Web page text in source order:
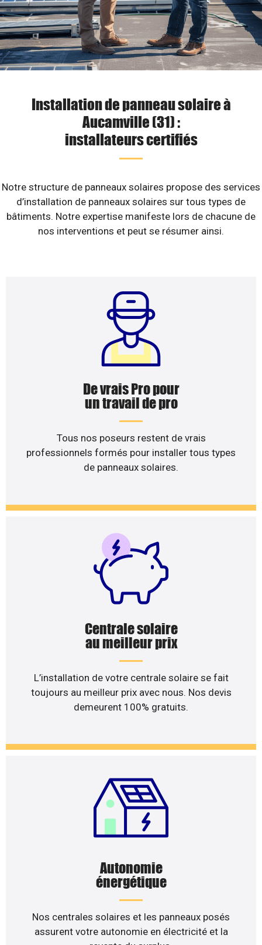
Installation de panneau solaire à
Aucamville (31) :
installateurs certifiés
Notre structure de panneaux solaires propose des services
d’installation de panneaux solaires sur tous types de
bâtiments. Notre expertise manifeste lors de chacune de
nos interventions et peut se résumer ainsi.
De vrais Pro pour
un travail de pro
Tous nos poseurs restent de vrais
professionnels formés pour installer tous types
de panneaux solaires.
Centrale solaire
au meilleur prix
L’installation de votre centrale solaire se fait
toujours au meilleur prix avec nous. Nos devis
demeurent 100% gratuits.
Autonomie
énergétique
Nos centrales solaires et les panneaux posés
assurent votre autonomie en électricité et la